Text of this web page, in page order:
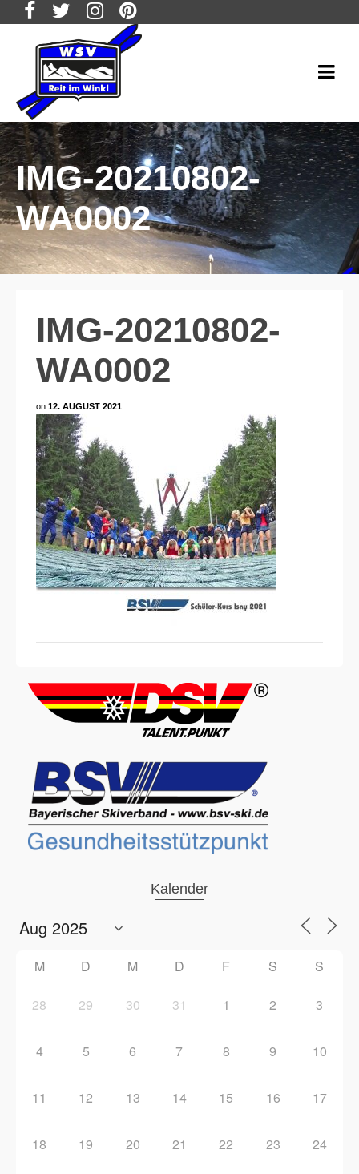
IMG-20210802-
WA0002
IMG-20210802-
WA0002
on 12. AUGUST 2021
Kalender
M D M D F S S
28 29 30 31 1 2 3
4 5 6 7 8 9 10
11 12 13 14 15 16 17
18 19 20 21 22 23 24